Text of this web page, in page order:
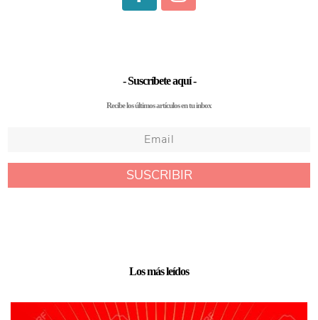
- Suscríbete aquí -
Recibe los últimos artículos en tu inbox
Los más leídos